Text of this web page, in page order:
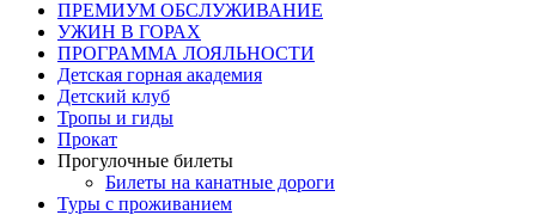
ПРЕМИУМ ОБСЛУЖИВАНИЕ
УЖИН В ГОРАХ
ПРОГРАММА ЛОЯЛЬНОСТИ
Детская горная академия
Детский клуб
Тропы и гиды
Прокат
Прогулочные билеты
Билеты на канатные дороги
Туры с проживанием